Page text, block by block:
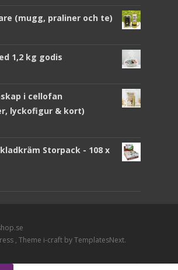
(mugg, praliner och te)
1,2 kg godis
i cellofan
lyckofigur & kort)
Storpack - 108 x
, Theme i-craft by TemplatesNext.